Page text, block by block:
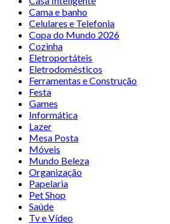
Cama e banho
Celulares e Telefonia
Copa do Mundo 2026
Cozinha
Eletroportáteis
Eletrodomésticos
Ferramentas e Construção
Festa
Games
Informática
Lazer
Mesa Posta
Móveis
Mundo Beleza
Organização
Papelaria
Pet Shop
Saúde
Tv e Vídeo